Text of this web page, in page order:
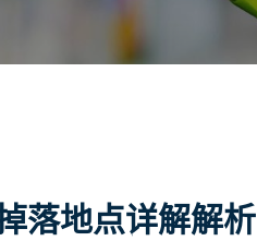
落地点详解解析